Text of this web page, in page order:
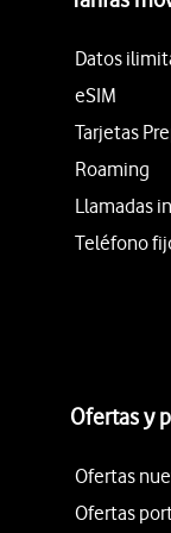
Datos
eSIM
Tarjetas
Roaming
Llamadas
Teléfono
Ofertas y
Ofertas
Ofertas